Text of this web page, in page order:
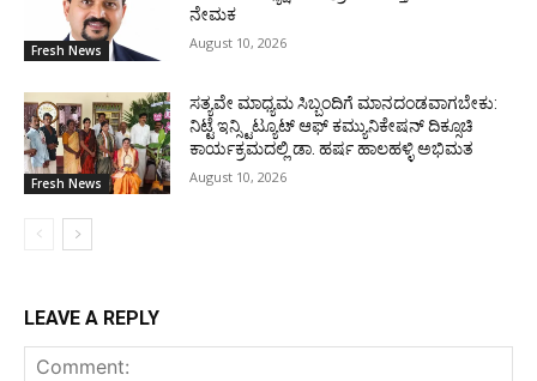
Fresh News
ನೇಮಕ
August 10, 2026
Fresh News
ಸತ್ಯವೇ ಮಾಧ್ಯಮ ಸಿಬ್ಬಂದಿಗೆ ಮಾನದಂಡವಾಗಬೇಕು:
ನಿಟ್ಟೆ ಇನ್ಸ್ಟಿಟ್ಯೂಟ್ ಆಫ್ ಕಮ್ಯುನಿಕೇಷನ್ ದಿಕ್ಸೂಚಿ
ಕಾರ್ಯಕ್ರಮದಲ್ಲಿ ಡಾ. ಹರ್ಷ ಹಾಲಹಳ್ಳಿ ಅಭಿಮತ
August 10, 2026
LEAVE A REPLY